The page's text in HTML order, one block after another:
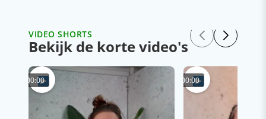
VIDEO SHORTS
Bekijk de korte video's
00:00 00:00